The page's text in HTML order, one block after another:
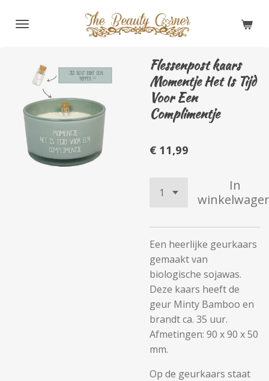
direct
hoofdinhoud
Flessenpost kaars
Momentje Het Is Tijd
Voor Een
Complimentje
€ 11,99
In
Een heerlijke geurkaars
gemaakt van
biologische sojawas.
Deze kaars heeft de
geur Minty Bamboo en
brandt ca. 35 uur.
Afmetingen: 90 x 90 x 50
mm.
Op de geurkaars staat